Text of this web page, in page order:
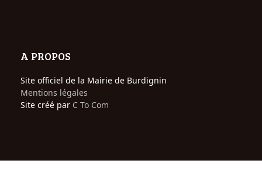
A PROPOS
Site officiel de la Mairie de Burdignin
Mentions légales
Site créé par C To Com